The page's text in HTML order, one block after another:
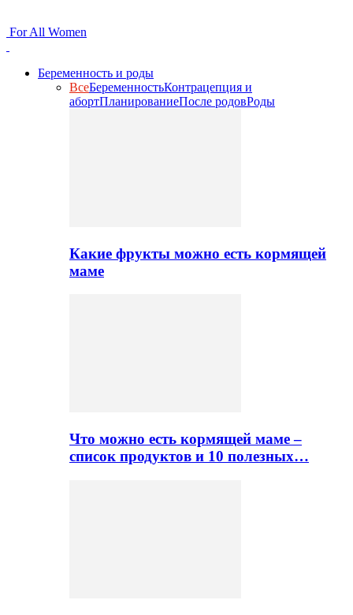
For All Women
Беременность и роды
ВсеБеременностьКонтрацепция и
абортПланированиеПосле родовРоды
Какие фрукты можно есть кормящей
маме
Что можно есть кормящей маме –
список продуктов и 10 полезных…